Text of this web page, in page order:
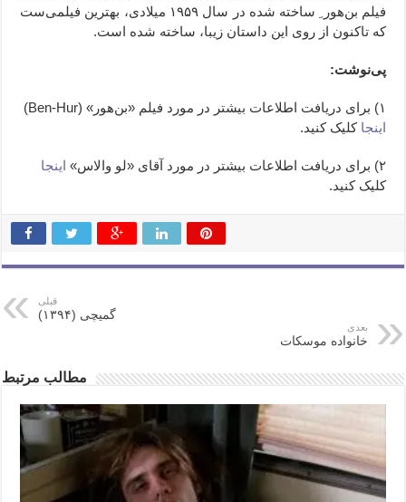
فیلم بن‌هور ِ ساخته شده در سال ۱۹۵۹ میلادی، بهترین فیلمی‌ست
که تاکنون از روی این داستان زیبا، ساخته شده است.
پی‌نوشت:
۱) برای دریافت اطلاعات بیشتر در مورد فیلم «بن‌هور» (Ben-Hur)
اینجا کلیک کنید.
۲) برای دریافت اطلاعات بیشتر در مورد آقای «لو والاس»
اینجا
کلیک کنید.
قبلی
گمیچی (۱۳۹۴)
بعدی
خانواده موسکات
مطالب مرتبط